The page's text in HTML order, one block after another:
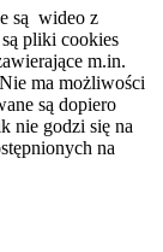
są wideo z
pliki cookies
m.in.
ma możliwości
są dopiero
nie godzi się na
na